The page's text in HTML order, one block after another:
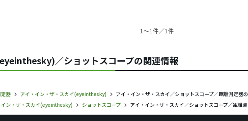
1〜1件／1件
／ショットスコープの関連情報
器 アイ・イン・ザ・スカイ(eyeinthesky)
アイ・イン・ザ・スカイ／ショットスコープ／距離測定器
イン・ザ・スカイ(eyeinthesky) ショットスコープ アイ・イン・ザ・スカイ／ショットスコープ／距離